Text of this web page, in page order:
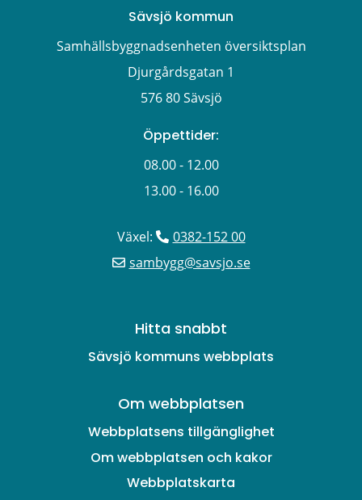
Sävsjö kommun
Samhällsbyggnadsenheten översiktsplan
Djurgårdsgatan 1
576 80 Sävsjö
Öppettider:
08.00 - 12.00
13.00 - 16.00
Växel:
0382-152 00
sambygg@savsjo.se
Hitta snabbt
Sävsjö kommuns webbplats
Om webbplatsen
Webbplatsens tillgänglighet
Om webbplatsen och kakor
Webbplatskarta